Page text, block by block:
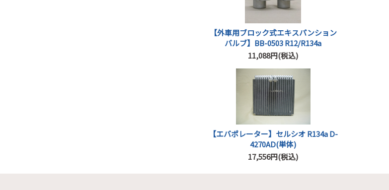
【外車用ブロック式エキスパンション
バルブ】BB-0503 R12/R134a
11,088円(税込)
【エバポレーター】セルシオ R134a D-
4270AD(単体)
17,556円(税込)